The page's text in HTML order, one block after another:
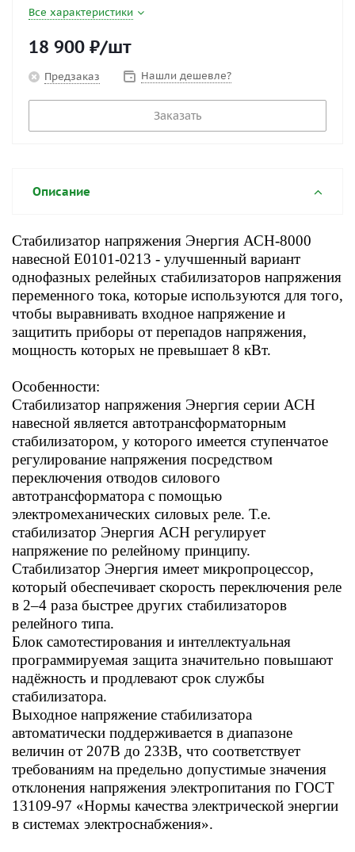
Все характеристики
18 900 ₽/шт
Предзаказ Нашли дешевле?
Заказать
Описание
Стабилизатор напряжения Энергия АСН-8000
навесной Е0101-0213 - улучшенный вариант
однофазных релейных стабилизаторов напряжения
переменного тока, которые используются для того,
чтобы выравнивать входное напряжение и
защитить приборы от перепадов напряжения,
мощность которых не превышает 8 кВт.
Особенности:
Стабилизатор напряжения Энергия серии АСН
навесной является автотрансформаторным
стабилизатором, у которого имеется ступенчатое
регулирование напряжения посредством
переключения отводов силового
автотрансформатора с помощью
электромеханических силовых реле. Т.е.
стабилизатор Энергия АСН регулирует
напряжение по релейному принципу.
Стабилизатор Энергия имеет микропроцессор,
который обеспечивает скорость переключения реле
в 2–4 раза быстрее других стабилизаторов
релейного типа.
Блок самотестирования и интеллектуальная
программируемая защита значительно повышают
надёжность и продлевают срок службы
стабилизатора.
Выходное напряжение стабилизатора
автоматически поддерживается в диапазоне
величин от 207В до 233В, что соответствует
требованиям на предельно допустимые значения
отклонения напряжения электропитания по ГОСТ
13109-97 «Нормы качества электрической энергии
в системах электроснабжения».